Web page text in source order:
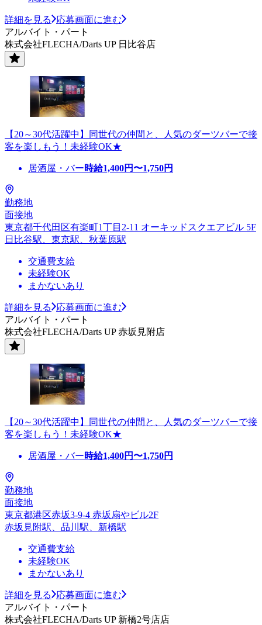
詳細を見る
応募画面に進む
アルバイト・パート
株式会社FLECHA/Darts UP 日比谷店
【20～30代活躍中】同世代の仲間と、人気のダーツバーで接
客を楽しもう！未経験OK★
居酒屋・バー時給1,400円〜1,750円
勤務地
面接地
東京都千代田区有楽町1丁目2-11 オーキッドスクエアビル 5F
日比谷駅、東京駅、秋葉原駅
交通費支給
未経験OK
まかないあり
詳細を見る
応募画面に進む
アルバイト・パート
株式会社FLECHA/Darts UP 赤坂見附店
【20～30代活躍中】同世代の仲間と、人気のダーツバーで接
客を楽しもう！未経験OK★
居酒屋・バー時給1,400円〜1,750円
勤務地
面接地
東京都港区赤坂3-9-4 赤坂扇やビル2F
赤坂見附駅、品川駅、新橋駅
交通費支給
未経験OK
まかないあり
詳細を見る
応募画面に進む
アルバイト・パート
株式会社FLECHA/Darts UP 新橋2号店店